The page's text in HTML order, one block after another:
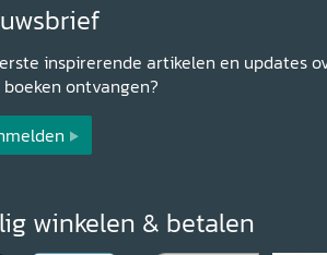
inspirerende artikelen en updates
ontvangen?
winkelen & betalen